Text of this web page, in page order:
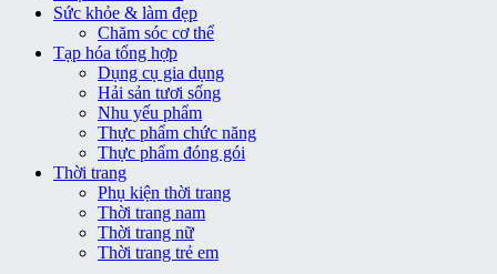
Sức khỏe & làm đẹp
Chăm sóc cơ thể
Tạp hóa tổng hợp
Dụng cụ gia dụng
Hải sản tươi sống
Nhu yếu phẩm
Thực phẩm chức năng
Thực phẩm đóng gói
Thời trang
Phụ kiện thời trang
Thời trang nam
Thời trang nữ
Thời trang trẻ em